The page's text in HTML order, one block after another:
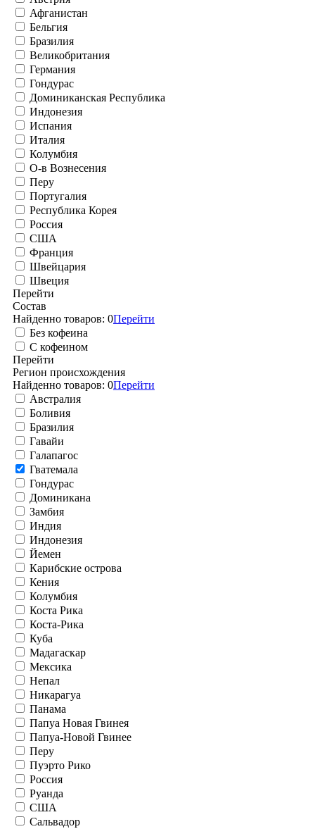
Афганистан
Бельгия
Бразилия
Великобритания
Германия
Гондурас
Доминиканская Республика
Индонезия
Испания
Италия
Колумбия
О-в Вознесения
Перу
Португалия
Республика Корея
Россия
США
Франция
Швейцария
Швеция
Перейти
Состав
Найденно товаров: 0Перейти
Без кофеина
С кофеином
Перейти
Регион происхождения
Найденно товаров: 0Перейти
Австралия
Боливия
Бразилия
Гавайи
Галапагос
Гватемала
Гондурас
Доминикана
Замбия
Индия
Индонезия
Йемен
Карибские острова
Кения
Колумбия
Коста Рика
Коста-Рика
Куба
Мадагаскар
Мексика
Непал
Никарагуа
Панама
Папуа Новая Гвинея
Папуа-Новой Гвинее
Перу
Пуэрто Рико
Россия
Руанда
США
Сальвадор